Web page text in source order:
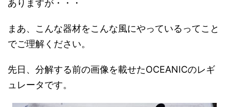
ありますが・・・
まあ、こんな器材をこんな風にやっているってこと
でご理解ください。
先日、分解する前の画像を載せたOCEANICのレギ
ュレータです。